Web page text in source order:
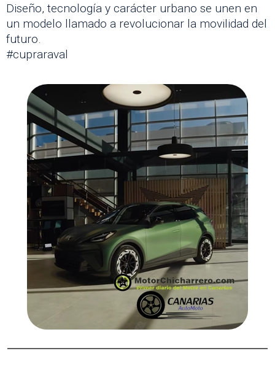
Diseño, tecnología y carácter urbano se unen en
un modelo llamado a revolucionar la movilidad del
futuro.
#cupraraval